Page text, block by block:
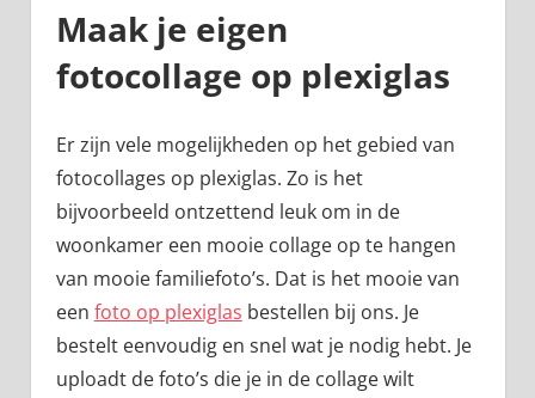
Maak je eigen
fotocollage op plexiglas
Er zijn vele mogelijkheden op het gebied van
fotocollages op plexiglas. Zo is het
bijvoorbeeld ontzettend leuk om in de
woonkamer een mooie collage op te hangen
van mooie familiefoto’s. Dat is het mooie van
een foto op plexiglas bestellen bij ons. Je
bestelt eenvoudig en snel wat je nodig hebt. Je
uploadt de foto’s die je in de collage wilt